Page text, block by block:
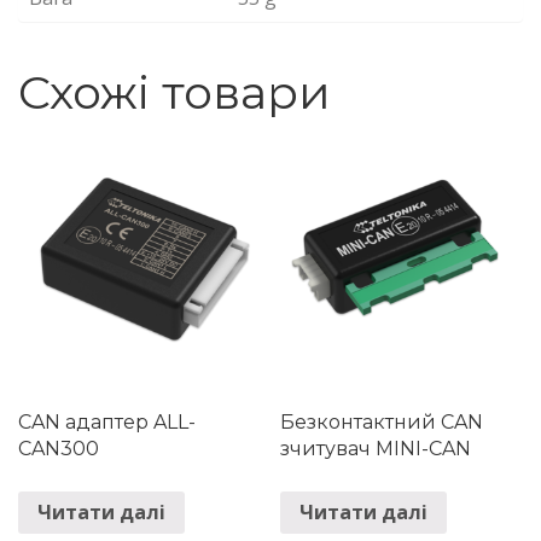
Схожі товари
CAN адаптер ALL-
CAN300
Читати далі
Безконтактний CAN
зчитувач MINI-CAN
Читати далі